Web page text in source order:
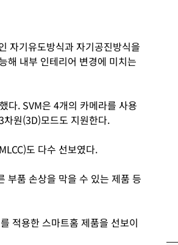
자기유도방식과 자기공진방식을
해 내부 인테리어 변경에 미치는
다. SVM은 4개의 카메라를 사용
원(3D)모드도 지원한다.
도 다수 선보였다.
부품 손상을 막을 수 있는 제품 등
적용한 스마트홈 제품을 선보이